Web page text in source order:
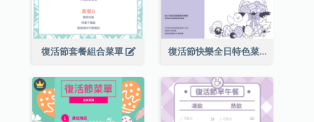
復活節套餐組合菜單 復活節快樂全日特色菜單